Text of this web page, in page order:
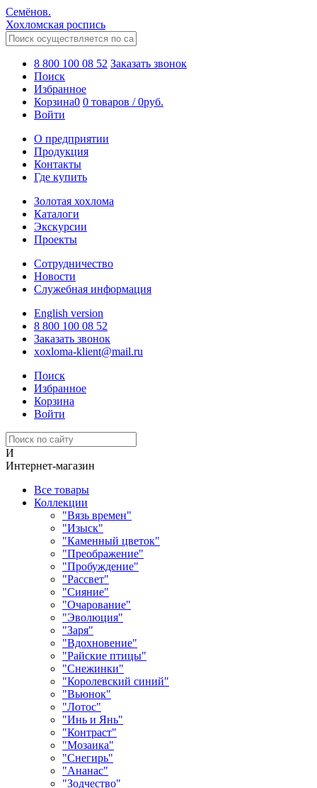
Семёнов.
Хохломская роспись
8 800 100 08 52 Заказать звонок
Поиск
Избранное
Корзина0 0 товаров /0руб.
Войти
О предприятии
Продукция
Контакты
Где купить
Золотая хохлома
Каталоги
Экскурсии
Проекты
Сотрудничество
Новости
Служебная информация
English version
8 800 100 08 52
Заказать звонок
xoxloma-klient@mail.ru
Поиск
Избранное
Корзина
Войти
И
Интернет-магазин
Все товары
Коллекции
"Вязь времен"
"Изыск"
"Каменный цветок"
"Преображение"
"Пробуждение"
"Рассвет"
"Сияние"
"Очарование"
"Эволюция"
"Заря"
"Вдохновение"
"Райские птицы"
"Снежинки"
"Королевский синий"
"Вьюнок"
"Лотос"
"Инь и Янь"
"Контраст"
"Мозаика"
"Снегирь"
"Ананас"
"Зодчество"